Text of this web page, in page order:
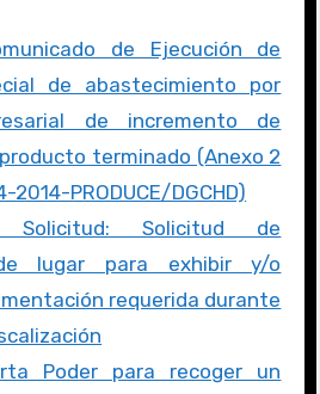
de Ejecución de
de abastecimiento por
de incremento de
terminado (Anexo 2
2014-PRODUCE/DGCHD)
Solicitud: Solicitud de
lugar para exhibir y/o
requerida durante
Poder para recoger un